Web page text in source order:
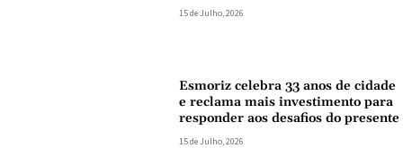
15 de Julho, 2026
Esmoriz celebra 33 anos de cidade
e reclama mais investimento para
responder aos desafios do presente
15 de Julho, 2026